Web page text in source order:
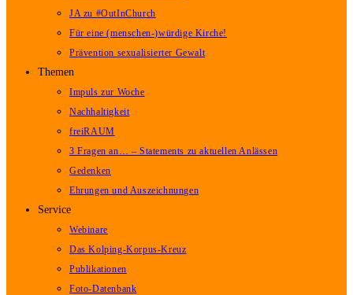
JA zu #OutInChurch
Für eine (menschen-)würdige Kirche!
Prävention sexualisierter Gewalt
Themen
Impuls zur Woche
Nachhaltigkeit
freiRAUM
3 Fragen an… – Statements zu aktuellen Anlässen
Gedenken
Ehrungen und Auszeichnungen
Service
Webinare
Das Kolping-Korpus-Kreuz
Publikationen
Foto-Datenbank